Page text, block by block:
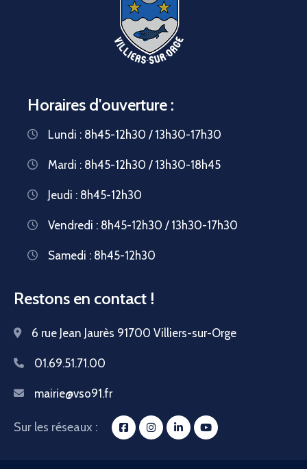
Horaires d'ouverture :
Lundi : 8h45-12h30 / 13h30-17h30
Mardi : 8h45-12h30 / 13h30-18h45
Jeudi : 8h45-12h30
Vendredi : 8h45-12h30 / 13h30-17h30
Samedi : 8h45-12h30
Restons en contact !
6 rue Jean Jaurès 91700 Villiers-sur-Orge
01.69.51.71.00
mairie@vso91.fr
Sur les réseaux :